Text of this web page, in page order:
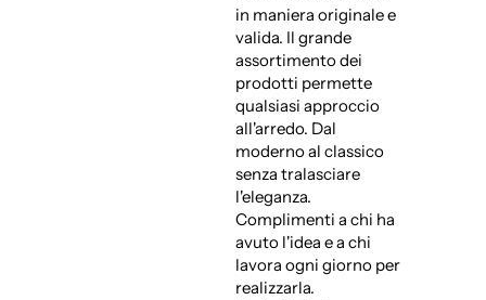
in maniera originale e
valida. Il grande
assortimento dei
prodotti permette
qualsiasi approccio
all'arredo. Dal
moderno al classico
senza tralasciare
l'eleganza.
Complimenti a chi ha
avuto l'idea e a chi
lavora ogni giorno per
realizzarla.